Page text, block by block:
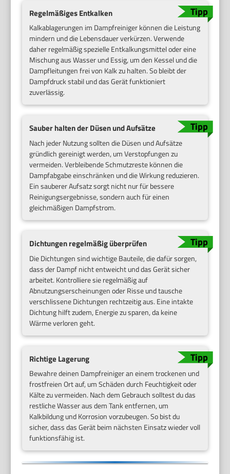
Regelmäßiges Entkalken
Kalkablagerungen im Dampfreiniger können die Leistung
mindern und die Lebensdauer verkürzen. Verwende
daher regelmäßig spezielle Entkalkungsmittel oder eine
Mischung aus Wasser und Essig, um den Kessel und die
Dampfleitungen frei von Kalk zu halten. So bleibt der
Dampfdruck stabil und das Gerät funktioniert
zuverlässig.
Sauber halten der Düsen und Aufsätze
Nach jeder Nutzung sollten die Düsen und Aufsätze
gründlich gereinigt werden, um Verstopfungen zu
vermeiden. Verbleibende Schmutzreste können die
Dampfabgabe einschränken und die Wirkung reduzieren.
Ein sauberer Aufsatz sorgt nicht nur für bessere
Reinigungsergebnisse, sondern auch für einen
gleichmäßigen Dampfstrom.
Dichtungen regelmäßig überprüfen
Die Dichtungen sind wichtige Bauteile, die dafür sorgen,
dass der Dampf nicht entweicht und das Gerät sicher
arbeitet. Kontrolliere sie regelmäßig auf
Abnutzungserscheinungen oder Risse und tausche
verschlissene Dichtungen rechtzeitig aus. Eine intakte
Dichtung hilft zudem, Energie zu sparen, da keine
Wärme verloren geht.
Richtige Lagerung
Bewahre deinen Dampfreiniger an einem trockenen und
frostfreien Ort auf, um Schäden durch Feuchtigkeit oder
Kälte zu vermeiden. Nach dem Gebrauch solltest du das
restliche Wasser aus dem Tank entfernen, um
Kalkbildung und Korrosion vorzubeugen. So bist du
sicher, dass das Gerät beim nächsten Einsatz wieder voll
funktionsfähig ist.